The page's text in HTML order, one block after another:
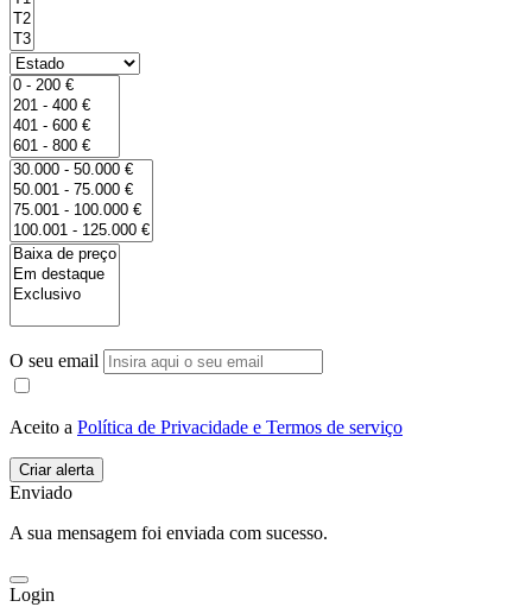
O seu email
Aceito a Política de Privacidade e Termos de serviço
Enviado
A sua mensagem foi enviada com sucesso.
Login